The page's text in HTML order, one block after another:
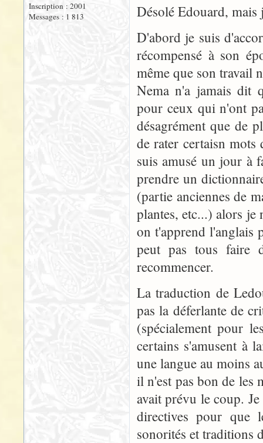
Inscription : 2001
Messages : 1 813
Désolé Edouard, mais
D'abord je suis
récompensé à son
même que son travail
Nema n'a jamais dit
pour ceux qui n'ont
désagrément que de
de rater certaisn mots
suis amusé un jour à
prendre un
(partie anciennes de
plantes, etc...) alors
on t'apprend l'anglais
peut pas tous faire
recommencer.
La traduction de
pas la déferlante de
(spécialement pour
certains s'amusent à
une langue au moins
il n'est pas bon de les
avait prévu le coup.
directives pour que
sonorités et traditions